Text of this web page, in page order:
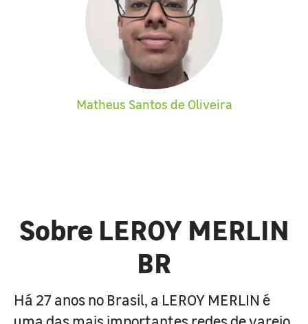
Matheus Santos de Oliveira
Sobre LEROY MERLIN
BR
Há 27 anos no Brasil, a LEROY MERLIN é